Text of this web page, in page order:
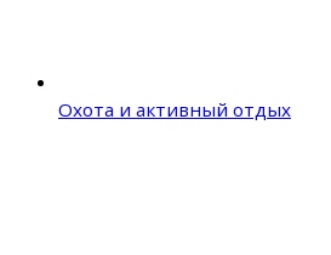
Охота и активный отдых